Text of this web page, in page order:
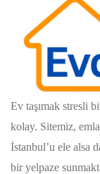
Ev taşımak stresli
kolay. Sitemiz,
İstanbul’u ele alsa
bir yelpaze